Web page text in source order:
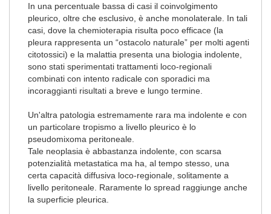
In una percentuale bassa di casi il coinvolgimento
pleurico, oltre che esclusivo, è anche monolaterale. In tali
casi, dove la chemioterapia risulta poco efficace (la
pleura rappresenta un “ostacolo naturale” per molti agenti
citotossici) e la malattia presenta una biologia indolente,
sono stati sperimentati trattamenti loco-regionali
combinati con intento radicale con sporadici ma
incoraggianti risultati a breve e lungo termine.
Un'altra patologia estremamente rara ma indolente e con
un particolare tropismo a livello pleurico è lo
pseudomixoma peritoneale.
Tale neoplasia è abbastanza indolente, con scarsa
potenzialità metastatica ma ha, al tempo stesso, una
certa capacità diffusiva loco-regionale, solitamente a
livello peritoneale. Raramente lo spread raggiunge anche
la superficie pleurica.